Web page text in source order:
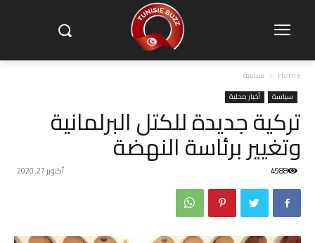
Home سياسة
سياسة أخبار محلية
تركية جديدة للكتل البرلمانية
وتغيير برئاسة النهضة
أكتوبر 27, 2020 4988